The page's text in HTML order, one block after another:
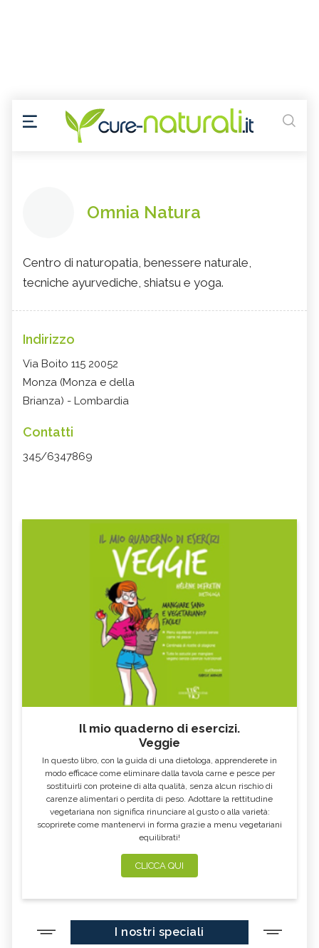
Omnia Natura
Centro di naturopatia, benessere naturale,
tecniche ayurvediche, shiatsu e yoga.
Indirizzo
Via Boito 115 20052
Monza (Monza e della
Brianza) - Lombardia
Contatti
345/6347869
Il mio quaderno di esercizi.
Veggie
In questo libro, con la guida di una dietologa, apprenderete in
modo efficace come eliminare dalla tavola carne e pesce per
sostituirli con proteine di alta qualità, senza alcun rischio di
carenze alimentari o perdita di peso. Adottare la rettitudine
vegetariana non significa rinunciare al gusto o alla varietà:
scoprirete come mantenervi in forma grazie a menu vegetariani
equilibrati!
CLICCA QUI
I nostri speciali